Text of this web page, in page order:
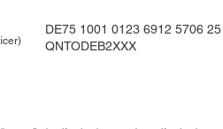
DE75 1001 0123 6912 5706 25
QNTODEB2XXX